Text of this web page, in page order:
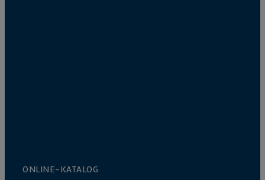
ONLINE-KATALOG